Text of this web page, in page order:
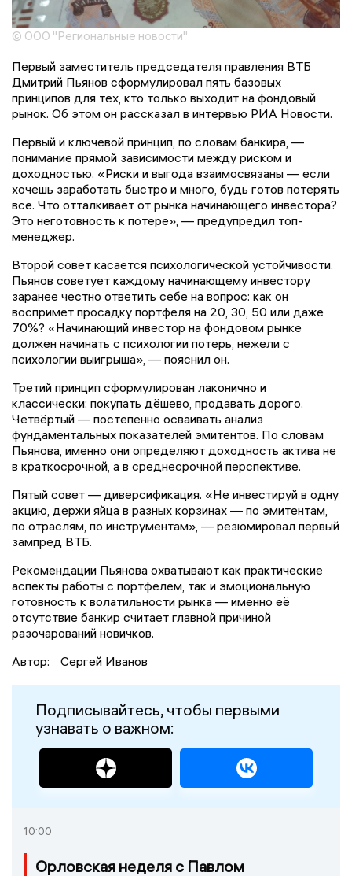
© ООО "Региональные новости"
Первый заместитель председателя правления ВТБ
Дмитрий Пьянов сформулировал пять базовых
принципов для тех, кто только выходит на фондовый
рынок. Об этом он рассказал в интервью РИА Новости.
Первый и ключевой принцип, по словам банкира, —
понимание прямой зависимости между риском и
доходностью. «Риски и выгода взаимосвязаны — если
хочешь заработать быстро и много, будь готов потерять
все. Что отталкивает от рынка начинающего инвестора?
Это неготовность к потере», — предупредил топ-
менеджер.
Второй совет касается психологической устойчивости.
Пьянов советует каждому начинающему инвестору
заранее честно ответить себе на вопрос: как он
воспримет просадку портфеля на 20, 30, 50 или даже
70%? «Начинающий инвестор на фондовом рынке
должен начинать с психологии потерь, нежели с
психологии выигрыша», — пояснил он.
Третий принцип сформулирован лаконично и
классически: покупать дёшево, продавать дорого.
Четвёртый — постепенно осваивать анализ
фундаментальных показателей эмитентов. По словам
Пьянова, именно они определяют доходность актива не
в краткосрочной, а в среднесрочной перспективе.
Пятый совет — диверсификация. «Не инвестируй в одну
акцию, держи яйца в разных корзинах — по эмитентам,
по отраслям, по инструментам», — резюмировал первый
зампред ВТБ.
Рекомендации Пьянова охватывают как практические
аспекты работы с портфелем, так и эмоциональную
готовность к волатильности рынка — именно её
отсутствие банкир считает главной причиной
разочарований новичков.
Автор:
Сергей Иванов
Подписывайтесь, чтобы первыми
узнавать о важном:
10:00
Орловская неделя с Павлом